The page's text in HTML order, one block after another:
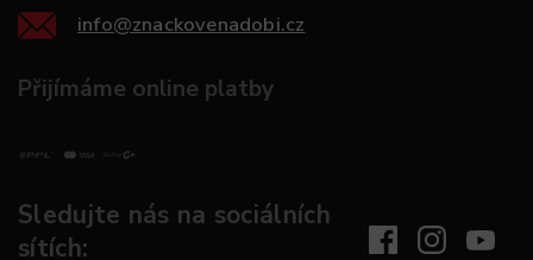
info@znackovenadobi.cz
Přijímáme online platby
Sledujte nás na sociálních
sítích: